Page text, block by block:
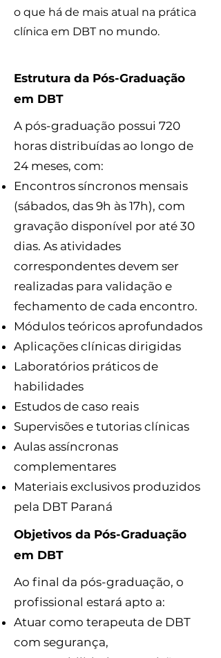
o que há de mais atual na prática
clínica em DBT no mundo.
Estrutura da Pós-Graduação
em DBT
A pós-graduação possui 720
horas distribuídas ao longo de
24 meses, com:
Encontros síncronos mensais
(sábados, das 9h às 17h), com
gravação disponível por até 30
dias. As atividades
correspondentes devem ser
realizadas para validação e
fechamento de cada encontro.
Módulos teóricos aprofundados
Aplicações clínicas dirigidas
Laboratórios práticos de
habilidades
Estudos de caso reais
Supervisões e tutorias clínicas
Aulas assíncronas
complementares
Materiais exclusivos produzidos
pela DBT Paraná
Objetivos da Pós-Graduação
em DBT
Ao final da pós-graduação, o
profissional estará apto a:
Atuar como terapeuta de DBT
com segurança,